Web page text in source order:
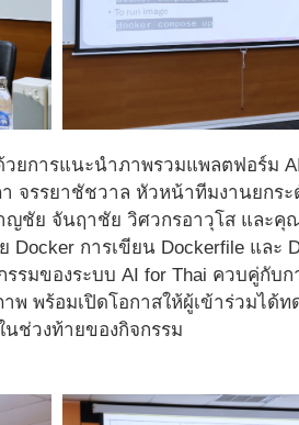
ยการแนะนำภาพรวมแพลตฟอร์ม
จรรยาชัชวาล หัวหน้าทีมงานยกร
ญชัย จันฤาชัย วิศวกรอาวุโส และ
การเขียน Dockerfile และ
รมของระบบ AI for Thai ควบคู่กับ
พ พร้อมเปิดโอกาสให้ผู้เข้าร่วมได้
ช่วงท้ายของกิจกรรม